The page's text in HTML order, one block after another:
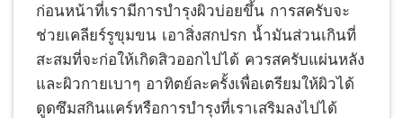
ก่อนหน้าที่เรามีการบำรุงผิวบ่อยขึ้น การสครับจะ
ช่วยเคลียร์รูขุมขน เอาสิ่งสกปรก น้ำมันส่วนเกินที่
สะสมที่จะก่อให้เกิดสิวออกไปได้ ควรสครับแผ่นหลัง
และผิวกายเบาๆ อาทิตย์ละครั้งเพื่อเตรียมให้ผิวได้
ดูดซึมสกินแคร์หรือการบำรุงที่เราเสริมลงไปได้